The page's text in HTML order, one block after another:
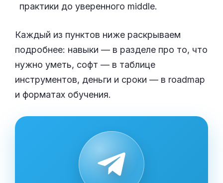
практики до уверенного middle.
Каждый из пунктов ниже раскрываем
подробнее: навыки — в разделе про то, что
нужно уметь, софт — в таблице
инструментов, деньги и сроки — в roadmap
и форматах обучения.